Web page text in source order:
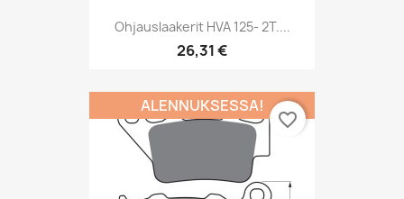
Ohjauslaakerit HVA 125- 2T....
26,31 €
ALENNUKSESSA!
favorite_border